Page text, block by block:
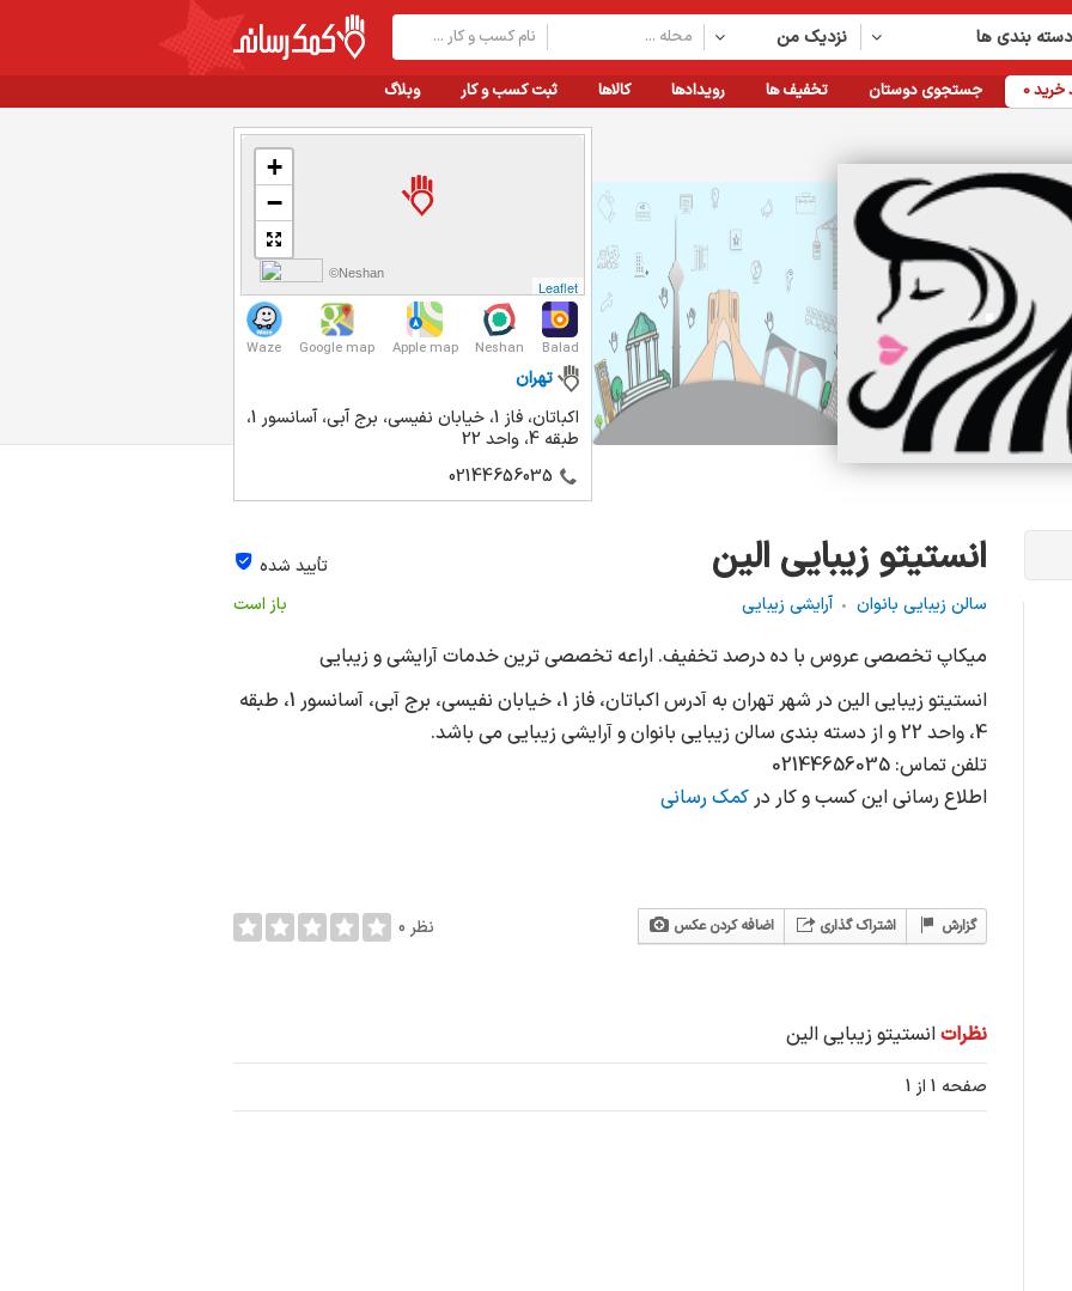
نزدیک من بندی ها
وبلاگ ثبت کسب و کار کالاها رویدادها تخفیف ها جستجوی دوستان خرید0
+
−
Leaflet
©Neshan
Balad
Neshan
Apple map
Google map
Waze
تهران
اکباتان، فاز 1، خیابان نفیسی، برج آبی، آسانسور 1،
طبقه 4، واحد 22
02144656035
انستیتو زیبایی الین
تأیید شده
سالن زیبایی بانوان
آرایشی زیبایی باز است
میکاپ تخصصی عروس با ده درصد تخفیف. اراعه تخصصی ترین خدمات آرایشی و زیبایی
انستیتو زیبایی الین در شهر تهران به آدرس اکباتان، فاز 1، خیابان نفیسی، برج آبی، آسانسور 1، طبقه
4، واحد 22 و از دسته بندی سالن زیبایی بانوان و آرایشی زیبایی می باشد.
تلفن تماس: 02144656035
اطلاع رسانی این کسب و کار درکمک رسانی
اضافه کردن عکس اشتراک گذاری گزارش 0 نظر
نظراتانستیتو زیبایی الین
صفحه 1 از 1